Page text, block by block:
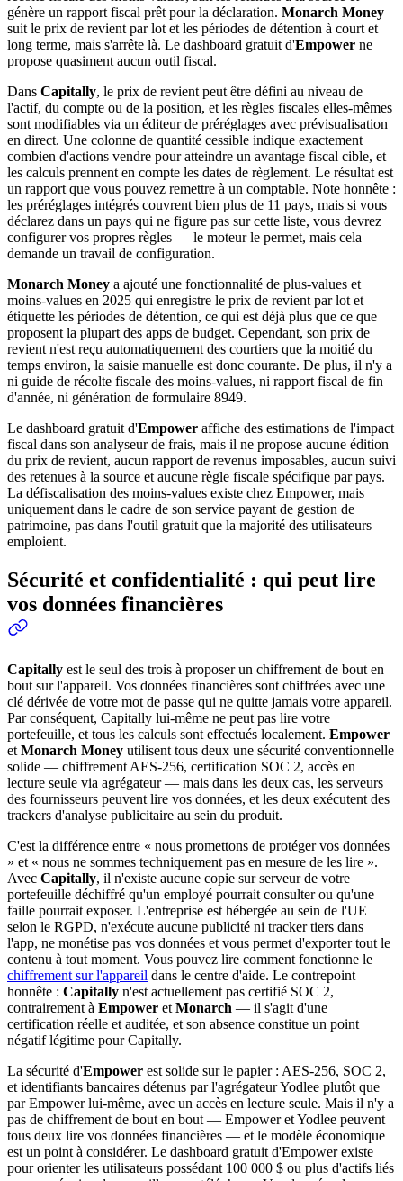
génère un rapport fiscal prêt pour la déclaration. Monarch Money
suit le prix de revient par lot et les périodes de détention à court et
long terme, mais s'arrête là. Le dashboard gratuit d'Empower ne
propose quasiment aucun outil fiscal.
Dans Capitally, le prix de revient peut être défini au niveau de
l'actif, du compte ou de la position, et les règles fiscales elles-mêmes
sont modifiables via un éditeur de préréglages avec prévisualisation
en direct. Une colonne de quantité cessible indique exactement
combien d'actions vendre pour atteindre un avantage fiscal cible, et
les calculs prennent en compte les dates de règlement. Le résultat est
un rapport que vous pouvez remettre à un comptable. Note honnête :
les préréglages intégrés couvrent bien plus de 11 pays, mais si vous
déclarez dans un pays qui ne figure pas sur cette liste, vous devrez
configurer vos propres règles — le moteur le permet, mais cela
demande un travail de configuration.
Monarch Money a ajouté une fonctionnalité de plus-values et
moins-values en 2025 qui enregistre le prix de revient par lot et
étiquette les périodes de détention, ce qui est déjà plus que ce que
proposent la plupart des apps de budget. Cependant, son prix de
revient n'est reçu automatiquement des courtiers que la moitié du
temps environ, la saisie manuelle est donc courante. De plus, il n'y a
ni guide de récolte fiscale des moins-values, ni rapport fiscal de fin
d'année, ni génération de formulaire 8949.
Le dashboard gratuit d'Empower affiche des estimations de l'impact
fiscal dans son analyseur de frais, mais il ne propose aucune édition
du prix de revient, aucun rapport de revenus imposables, aucun suivi
des retenues à la source et aucune règle fiscale spécifique par pays.
La défiscalisation des moins-values existe chez Empower, mais
uniquement dans le cadre de son service payant de gestion de
patrimoine, pas dans l'outil gratuit que la majorité des utilisateurs
emploient.
Sécurité et confidentialité : qui peut lire
vos données financières
Capitally est le seul des trois à proposer un chiffrement de bout en
bout sur l'appareil. Vos données financières sont chiffrées avec une
clé dérivée de votre mot de passe qui ne quitte jamais votre appareil.
Par conséquent, Capitally lui-même ne peut pas lire votre
portefeuille, et tous les calculs sont effectués localement. Empower
et Monarch Money utilisent tous deux une sécurité conventionnelle
solide — chiffrement AES-256, certification SOC 2, accès en
lecture seule via agrégateur — mais dans les deux cas, les serveurs
des fournisseurs peuvent lire vos données, et les deux exécutent des
trackers d'analyse publicitaire au sein du produit.
C'est la différence entre « nous promettons de protéger vos données
» et « nous ne sommes techniquement pas en mesure de les lire ».
Avec Capitally, il n'existe aucune copie sur serveur de votre
portefeuille déchiffré qu'un employé pourrait consulter ou qu'une
faille pourrait exposer. L'entreprise est hébergée au sein de l'UE
selon le RGPD, n'exécute aucune publicité ni tracker tiers dans
l'app, ne monétise pas vos données et vous permet d'exporter tout le
contenu à tout moment. Vous pouvez lire comment fonctionne le
chiffrement sur l'appareil dans le centre d'aide. Le contrepoint
honnête : Capitally n'est actuellement pas certifié SOC 2,
contrairement à Empower et Monarch — il s'agit d'une
certification réelle et auditée, et son absence constitue un point
négatif légitime pour Capitally.
La sécurité d'Empower est solide sur le papier : AES-256, SOC 2,
et identifiants bancaires détenus par l'agrégateur Yodlee plutôt que
par Empower lui-même, avec un accès en lecture seule. Mais il n'y a
pas de chiffrement de bout en bout — Empower et Yodlee peuvent
tous deux lire vos données financières — et le modèle économique
est un point à considérer. Le dashboard gratuit d'Empower existe
pour orienter les utilisateurs possédant 100 000 $ ou plus d'actifs liés